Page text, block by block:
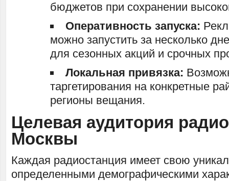
бюджетов при сохранении
Оперативность запуска:
можно запустить за несколько
для сезонных акций и срочных
Локальная привязка:
таргетирования на конкретные
регионы вещания.
Целевая аудитория
Москвы
Каждая радиостанция имеет свою
определенными демографическими